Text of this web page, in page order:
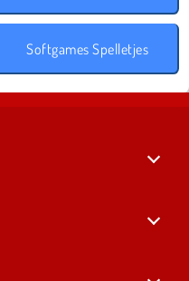
Softgames Spelletjes